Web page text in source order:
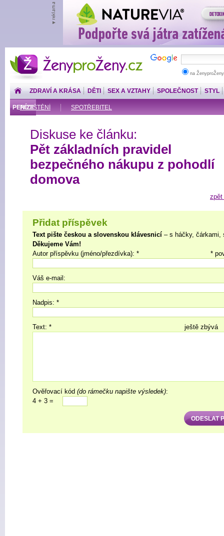
ŽenyproŽeny.cz
na
ZDRAVÍ A KRÁSA DĚTI SEX A VZTAHY SPOLEČNOST STYL
PENÍZE
POJIŠTĚNÍ SPOTŘEBITEL
Diskuse ke článku:
Pět základních pravidel
bezpečného nákupu z pohodlí
domova
zpět
Přidat příspěvek
Text pište českou a slovenskou klávesnicí – s háčky, čárkami,
Děkujeme Vám!
*
Autor příspěvku (jméno/přezdívka): *
Váš e-mail:
Nadpis: *
ještě zbývá
Text: *
Ověřovací kód (do rámečku napište výsledek):
4 + 3 =